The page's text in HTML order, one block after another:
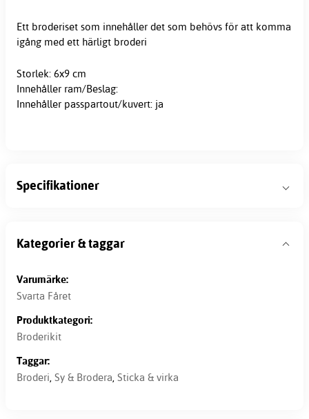
Ett broderiset som innehåller det som behövs för att komma
igång med ett härligt broderi
Storlek: 6x9 cm
Innehåller ram/Beslag:
Innehåller passpartout/kuvert: ja
Specifikationer
Kategorier & taggar
Varumärke:
Svarta Fåret
Produktkategori:
Broderikit
Taggar:
Broderi, Sy & Brodera, Sticka & virka